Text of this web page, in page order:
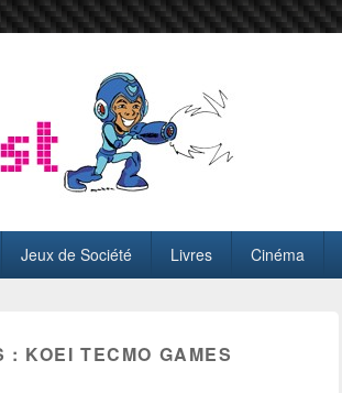
Jeux de Société Livres Cinéma
: KOEI TECMO GAMES